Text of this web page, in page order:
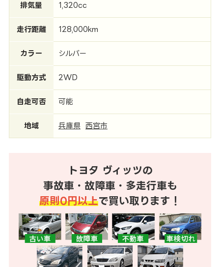
排気量 1,320cc
走行距離 128,000km
カラー シルバー
駆動方式 2WD
自走可否 可能
地域 兵庫県 西宮市
トヨタ ヴィッツの
事故車・故障車・多走行車も
原則0円以上で買い取ります！